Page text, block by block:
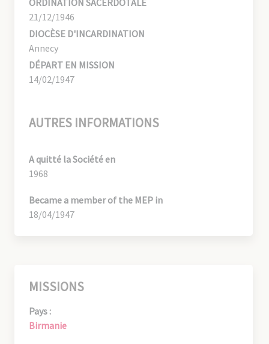
ORDINATION SACERDOTALE
21/12/1946
DIOCÈSE D'INCARDINATION
Annecy
DÉPART EN MISSION
14/02/1947
AUTRES INFORMATIONS
A quitté la Société en
1968
Became a member of the MEP in
18/04/1947
MISSIONS
Pays :
Birmanie